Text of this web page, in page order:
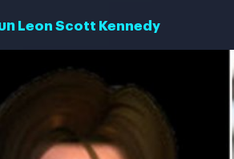
ท Leon Scott Kennedy